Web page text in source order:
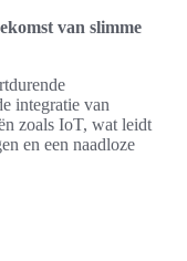
van slimme
integratie van
zoals IoT, wat leidt
en een naadloze